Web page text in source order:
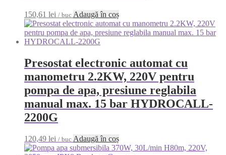
150,61 lei / buc Adaugă în coș
Presostat electronic automat cu
manometru 2.2KW, 220V pentru
pompa de apa, presiune reglabila
manual max. 15 bar HYDROCALL-
2200G
120,49 lei / buc Adaugă în coș